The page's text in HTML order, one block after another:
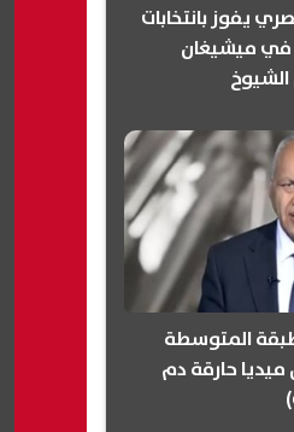
يفوز بانتخابات
في ميشيغان
المتوسطة
حارقة دم